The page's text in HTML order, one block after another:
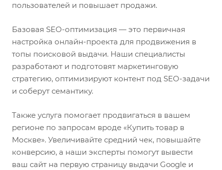
пользователей и повышает продажи.
Базовая SEO-оптимизация — это первичная
настройка онлайн-проекта для продвижения в
топы поисковой выдачи. Наши специалисты
разработают и подготовят маркетинговую
стратегию, оптимизируют контент под SEO-задачи
и соберут семантику.
Также услуга помогает продвигаться в вашем
регионе по запросам вроде «Купить товар в
Москве». Увеличивайте средний чек, повышайте
конверсию, а наши эксперты помогут вывести
ваш сайт на первую страницу выдачи Google и